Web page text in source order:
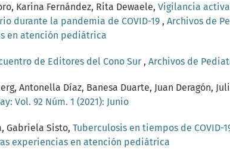
Karina Fernández, Rita Dewaele, Vigilancia activa
durante la pandemia de COVID-19 , Archivos de
en atención pediátrica
de Editores del Cono Sur , Archivos de
Antonella Díaz, Banesa Duarte, Juan Deragón,
Vol. 92 Núm. 1 (2021): Junio
Gabriela Sisto, Tuberculosis en tiempos de COVID-
experiencias en atención pediátrica